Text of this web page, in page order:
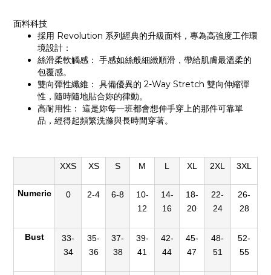
面料科技
採用 Revolution 系列經典的升級面料，專為高強度工作環
境設計：
絲滑柔軟觸感： 手感如絲般細緻順滑，帶給肌膚最溫柔的
包覆感。
雙向彈性纖維： 具備優異的 2-Way Stretch 雙向伸縮彈
性，隨時隨地貼合妳的律動。
高耐用性： 這是妳每一班都會想伸手穿上的那件可靠單
品，經得起頻繁洗滌與長時間穿著。
XXS XS S M L XL 2XL 3XL
Numeric 0 2-4 6-8
10-
12
14-
16
18-
20
22-
24
26-
28
Bust
33-
34
35-
36
37-
38
39-
41
42-
44
45-
47
48-
51
52-
55